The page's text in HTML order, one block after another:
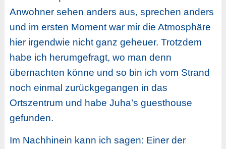
Anwohner sehen anders aus, sprechen anders
und im ersten Moment war mir die Atmosphäre
hier irgendwie nicht ganz geheuer. Trotzdem
habe ich herumgefragt, wo man denn
übernachten könne und so bin ich vom Strand
noch einmal zurückgegangen in das
Ortszentrum und habe Juha’s guesthouse
gefunden.
Im Nachhinein kann ich sagen: Einer der